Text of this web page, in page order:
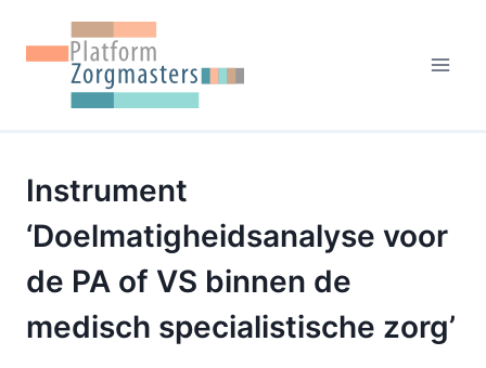
naar
Instrument
‘Doelmatigheidsanalyse voor
de PA of VS binnen de
medisch specialistische zorg’